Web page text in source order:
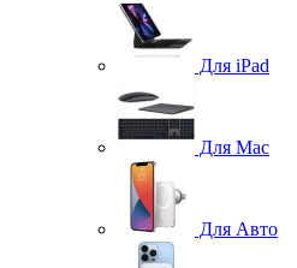
Для iPad
Для Mac
Для Авто